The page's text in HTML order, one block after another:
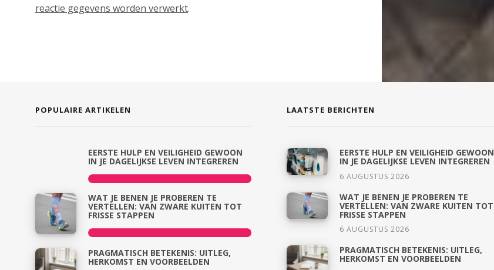
reactie gegevens worden verwerkt.
POPULAIRE ARTIKELEN
EERSTE HULP EN VEILIGHEID GEWOON
IN JE DAGELIJKSE LEVEN INTEGREREN
WAT JE BENEN JE PROBEREN TE
VERTELLEN: VAN ZWARE KUITEN TOT
FRISSE STAPPEN
PRAGMATISCH BETEKENIS: UITLEG,
HERKOMST EN VOORBEELDEN
LAATSTE BERICHTEN
EERSTE HULP EN VEILIGHEID GEWOON
IN JE DAGELIJKSE LEVEN INTEGREREN
6 AUGUSTUS 2026
WAT JE BENEN JE PROBEREN TE
VERTELLEN: VAN ZWARE KUITEN TOT
FRISSE STAPPEN
6 AUGUSTUS 2026
PRAGMATISCH BETEKENIS: UITLEG,
HERKOMST EN VOORBEELDEN